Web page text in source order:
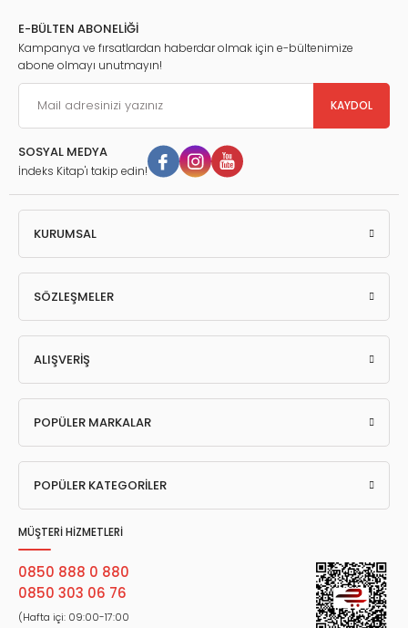
E-BÜLTEN ABONELİĞİ
Kampanya ve fırsatlardan haberdar olmak için e-bültenimize
abone olmayı unutmayın!
KAYDOL
SOSYAL MEDYA
İndeks Kitap'ı takip edin!
KURUMSAL
SÖZLEŞMELER
ALIŞVERİŞ
POPÜLER MARKALAR
POPÜLER KATEGORİLER
MÜŞTERİ HİZMETLERİ
0850 888 0 880
0850 303 06 76
(Hafta içi: 09:00-17:00